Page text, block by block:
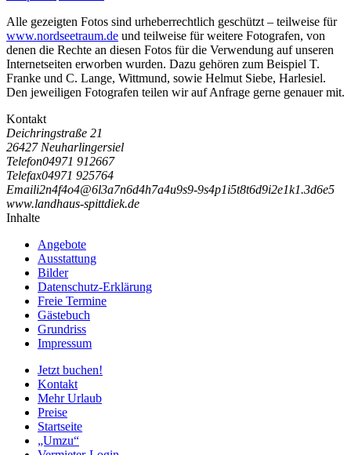
Alle gezeigten Fotos sind urheberrechtlich geschützt – teilweise für
www.nordseetraum.de und teilweise für weitere Fotografen, von
denen die Rechte an diesen Fotos für die Verwendung auf unseren
Internetseiten erworben wurden. Dazu gehören zum Beispiel T.
Franke und C. Lange, Wittmund, sowie Helmut Siebe, Harlesiel.
Den jeweiligen Fotografen teilen wir auf Anfrage gerne genauer mit.
Kontakt
Deichringstraße 21
26427 Neuharlingersiel
Telefon04971 912667
Telefax04971 925764
Emaili2n4f4o4@6l3a7n6d4h7a4u9s9-9s4p1i5t8t6d9i2e1k1.3d6e5
www.landhaus-spittdiek.de
Inhalte
Angebote
Ausstattung
Bilder
Datenschutz-Erklärung
Freie Termine
Gästebuch
Grundriss
Impressum
Jetzt buchen!
Kontakt
Mehr Urlaub
Preise
Startseite
„Umzu“